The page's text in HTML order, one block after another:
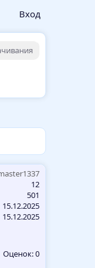
Вход
12
501
15.12.2025
15.12.2025
Оценок: 0